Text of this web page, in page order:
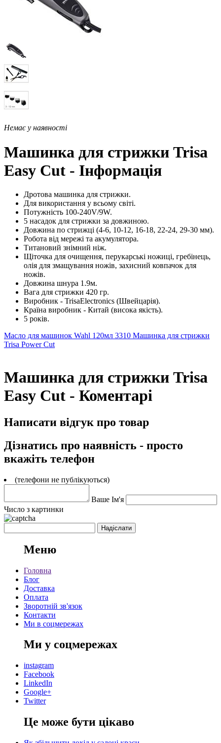
Немає у наявності
Машинка для стрижки Trisa
Easy Cut - Інформація
Дротова машинка для стрижки.
Для використання у всьому світі.
Потужність 100-240V/9W.
5 насадок для стрижки за довжиною.
Довжина по стрижці (4-6, 10-12, 16-18, 22-24, 29-30 мм).
Робота від мережі та акумулятора.
Титановий знімний ніж.
Щіточка для очищення, перукарські ножиці, гребінець,
олія для змащування ножів, захисний ковпачок для
ножів.
Довжина шнура 1.9м.
Вага для стрижки 420 гр.
Виробник - TrisaElectronics (Швейцарія).
Країна виробник - Китай (висока якість).
5 років.
Масло для машинок Wahl 120мл 3310 Машинка для стрижки
Trisa Power Cut
Машинка для стрижки Trisa
Easy Cut - Коментарі
Написати відгук про товар
Дізнатись про наявність - просто
вкажіть телефон
(телефони не публікуються)
Ваше Ім'я
Число з картинки
Меню
Головна
Блог
Доставка
Оплата
Зворотній зв'язок
Контакти
Ми в соцмережах
Ми у соцмережах
instagram
Facebook
LinkedIn
Google+
Twitter
Це може бути цікаво